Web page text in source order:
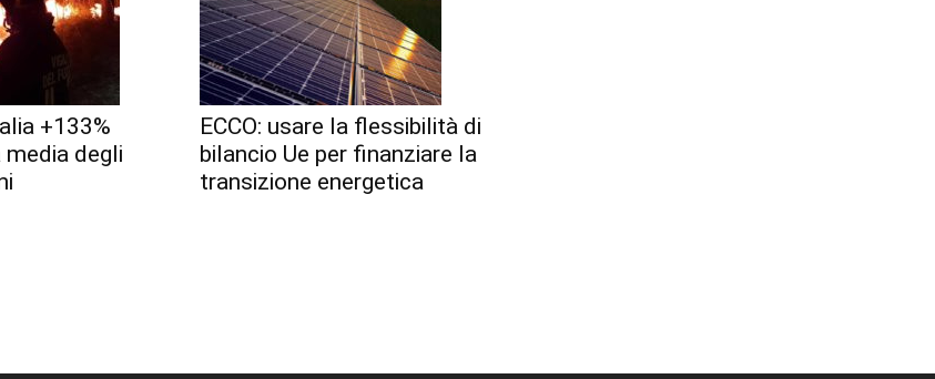
+133%
degli
ECCO: usare la flessibilità di
bilancio Ue per finanziare la
transizione energetica